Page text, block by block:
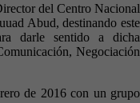
del Centro Nacional
Abud, destinando este
darle sentido a dicha
Negociación
de 2016 con un grupo